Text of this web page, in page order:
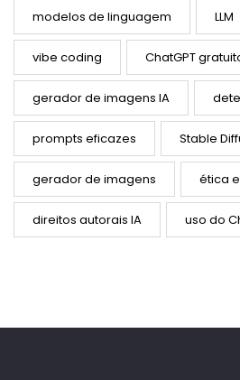
modelos de linguagem LLM
vibe coding ChatGPT
gerador de imagens IA
prompts eficazes Stable
gerador de imagens ética
direitos autorais IA uso do